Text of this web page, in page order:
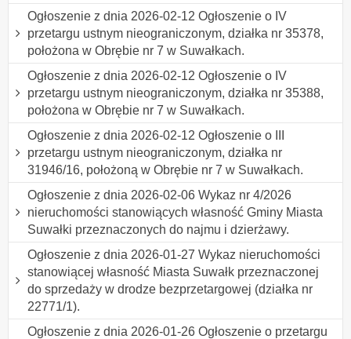
Ogłoszenie z dnia 2026-02-12 Ogłoszenie o IV
przetargu ustnym nieograniczonym, działka nr 35378,
położona w Obrębie nr 7 w Suwałkach.
Ogłoszenie z dnia 2026-02-12 Ogłoszenie o IV
przetargu ustnym nieograniczonym, działka nr 35388,
położona w Obrębie nr 7 w Suwałkach.
Ogłoszenie z dnia 2026-02-12 Ogłoszenie o III
przetargu ustnym nieograniczonym, działka nr
31946/16, położoną w Obrębie nr 7 w Suwałkach.
Ogłoszenie z dnia 2026-02-06 Wykaz nr 4/2026
nieruchomości stanowiących własność Gminy Miasta
Suwałki przeznaczonych do najmu i dzierżawy.
Ogłoszenie z dnia 2026-01-27 Wykaz nieruchomości
stanowiącej własność Miasta Suwałk przeznaczonej
do sprzedaży w drodze bezprzetargowej (działka nr
22771/1).
Ogłoszenie z dnia 2026-01-26 Ogłoszenie o przetargu